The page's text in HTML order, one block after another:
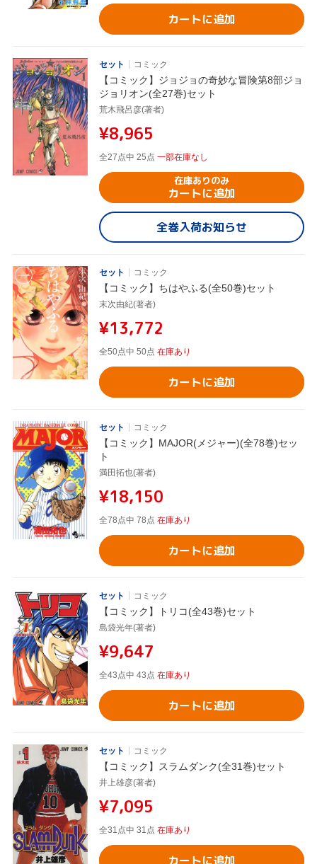
カートに追加
セット コミック
【コミック】ジョジョの奇妙な冒険第8部ジョ
ジョリオン(全27巻)セット
荒木飛呂彦(著者)
¥8,965
全27点中 25点 一部在庫なし
在庫ありのみ
カートに追加
全巻入荷お知らせ
セット コミック
【コミック】ちはやふる(全50巻)セット
末次由紀(著者)
¥13,772
全50点中 50点 在庫あり
カートに追加
セット コミック
【コミック】MAJOR(メジャー)(全78巻)セッ
ト
満田拓也(著者)
¥18,150
全78点中 78点 在庫あり
カートに追加
セット コミック
【コミック】トリコ(全43巻)セット
島袋光年(著者)
¥9,647
全43点中 43点 在庫あり
カートに追加
セット コミック
【コミック】スラムダンク(全31巻)セット
井上雄彦(著者)
¥7,095
全31点中 31点 在庫あり
カートに追加